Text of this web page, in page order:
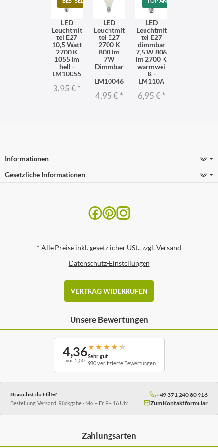
LED
Leuchtmit
tel E27
10,5 Watt
2700 K
1055 lm
hell -
LM10055
3,95 €*
LED
Leuchtmit
tel E27
2700 K
800 lm
7W
Dimmbar
-
LM10046
4,95 €*
LED
Leuchtmit
tel E27
dimmbar
7,5 W 806
lm 2700 K
warmwei
ß -
LM110A
6,95 €*
Informationen
Gesetzliche Informationen
* Alle Preise inkl. gesetzlicher USt., zzgl.Versand
Datenschutz-Einstellungen
VERTRAG WIDERRUFEN
Unsere Bewertungen
4,36
von 5,00
★ ★ ★ ★ ★
Sehr gut
980 verifizierte Bewertungen
Brauchst du Hilfe?
Bestellung, Versand, Rückgabe · Mo. – Fr. 9 – 16 Uhr
+49 371 240 80 916
Zum Kontaktformular
Zahlungsarten